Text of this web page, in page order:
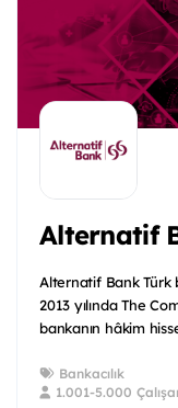
Alternatif
Alternatif Bank Türk
2013 yılında The
bankanın hâkim
Bankacılık
1.001-5.000